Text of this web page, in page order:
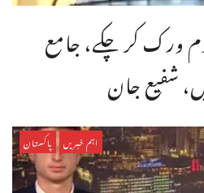
ورک کر چکے، جامع
شفیع جان
اہم خبریں پاکستان